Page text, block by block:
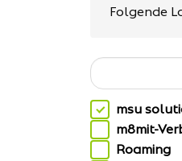
Folgende
msu
m8mit-
Roaming